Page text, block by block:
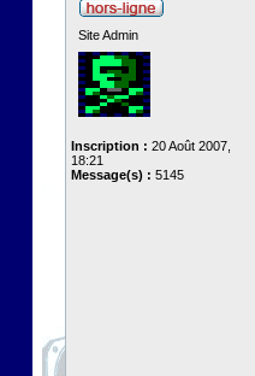
Site Admin
Inscription : 20 Août 2007,
18:21
Message(s) : 5145